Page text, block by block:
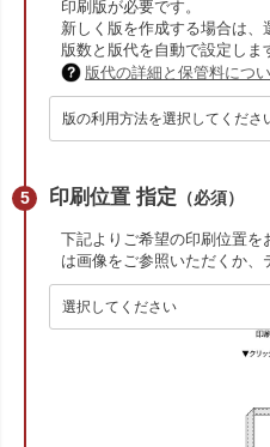
印刷版が必要です。
新しく版を作成する場合は
版数と版代を自動で設定しま
版代の詳細と保管料につ
印刷位置 指定 （必須）
下記よりご希望の印刷位置
は画像をご参照いただくか、